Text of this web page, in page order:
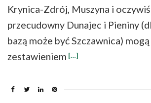
Krynica-Zdrój, Muszyna i
przecudowny Dunajec i Pieniny
bazą może być Szczawnica)
zestawieniem […]